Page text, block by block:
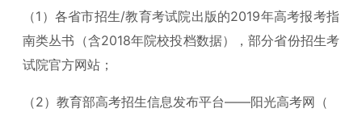
（1）各省市招生/教育考试院出版的2019年高考报考指
南类丛书（含2018年院校投档数据），部分省份招生考
试院官方网站；
（2）教育部高考招生信息发布平台——阳光高考网（